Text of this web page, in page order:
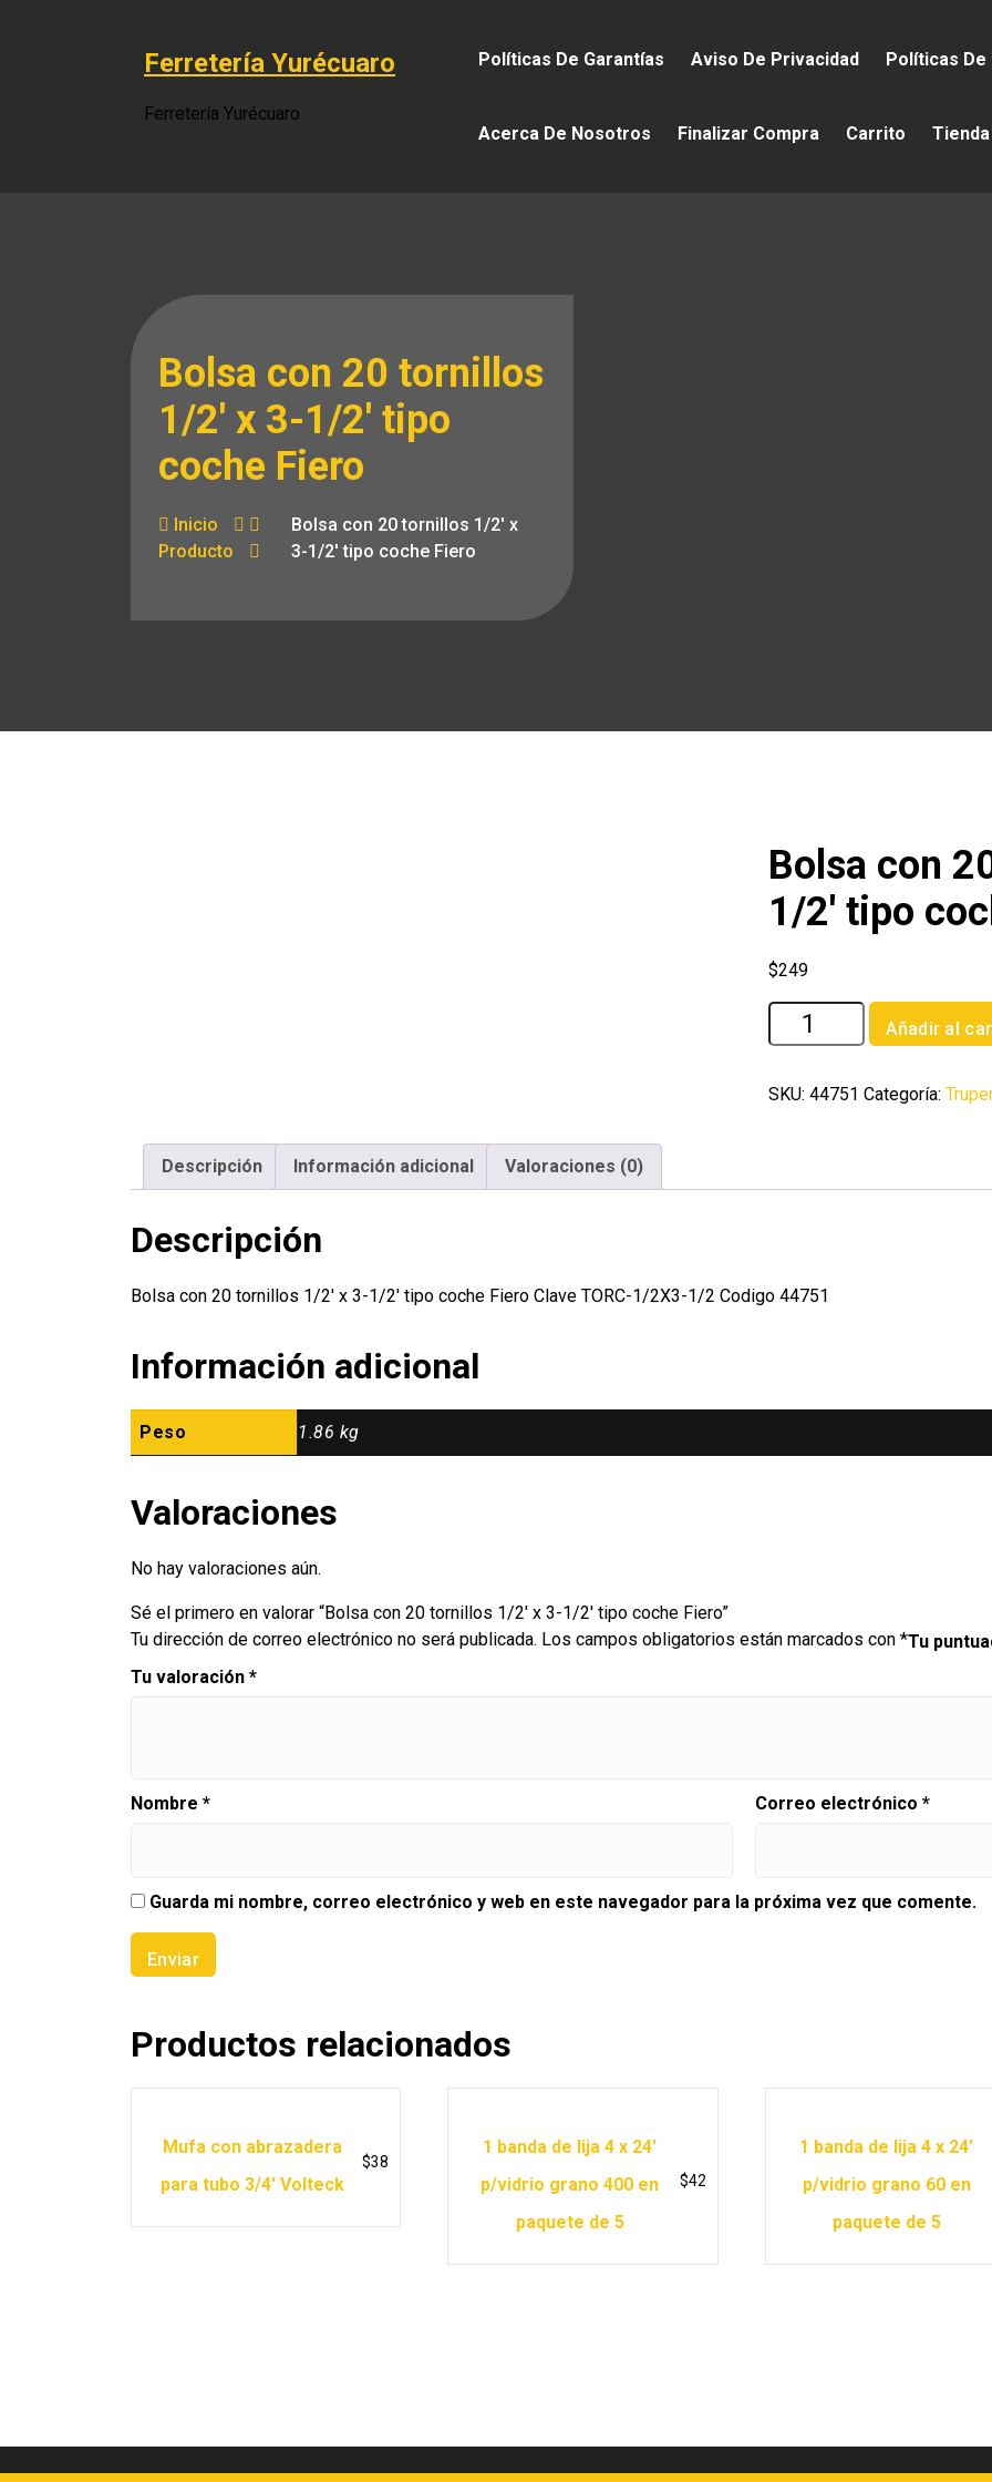
Ferretería Yurécuaro
Ferretería Yurécuaro
Políticas De Garantías Aviso De Privacidad Políticas De
Acerca De Nosotros Finalizar Compra Carrito
Bolsa con 20 tornillos
1/2′ x 3-1/2′ tipo
coche Fiero
Inicio
Producto
Bolsa con 20 tornillos 1/2′ x
3-1/2′ tipo coche Fiero
Bolsa con
1/2′ tipo
$249
Bolsa
con
tornillos
cantidad
Añadir al
SKU:44751 Categoría:
Descripción Información adicional Valoraciones (0)
Descripción
Bolsa con 20 tornillos 1/2′ x 3-1/2′ tipo coche Fiero Clave TORC-1/2X3-1/2 Codigo 44751
Información adicional
Peso 1.86 kg
Valoraciones
No hay valoraciones aún.
Sé el primero en valorar “Bolsa con 20 tornillos 1/2′ x 3-1/2′ tipo coche Fiero”
Tu dirección de correo electrónico no será publicada. Los campos obligatorios están marcados con *Tu
Tu valoración *
Nombre * Correo electrónico *
Guarda mi nombre, correo electrónico y web en este navegador para la próxima vez que comente.
Productos relacionados
Mufa con abrazadera
para tubo 3/4′ Volteck
$38
1 banda de lija 4 x 24′
p/vidrio grano 400 en
paquete de 5
$42
1 banda de lija 4 x 24′
p/vidrio grano 60 en
paquete de 5